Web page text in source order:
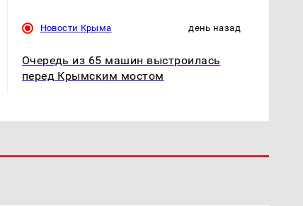
Новости Крыма день назад
Очередь из 65 машин выстроилась
перед Крымским мостом